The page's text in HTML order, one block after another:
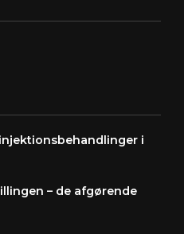
i
– de afgørende